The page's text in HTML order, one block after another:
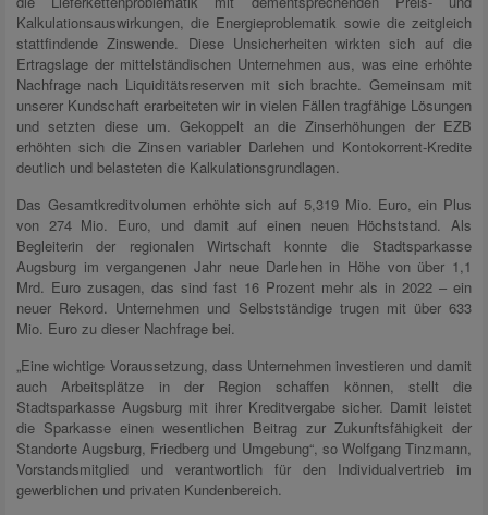
Kalkulationsauswirkungen, die Energieproblematik sowie die zeitgleich
stattfindende Zinswende. Diese Unsicherheiten wirkten sich auf die
Ertragslage der mittelständischen Unternehmen aus, was eine erhöhte
Nachfrage nach Liquiditätsreserven mit sich brachte. Gemeinsam mit
unserer Kundschaft erarbeiteten wir in vielen Fällen tragfähige Lösungen
und setzten diese um. Gekoppelt an die Zinserhöhungen der EZB
erhöhten sich die Zinsen variabler Darlehen und Kontokorrent-Kredite
deutlich und belasteten die Kalkulationsgrundlagen.
Das Gesamtkreditvolumen erhöhte sich auf 5,319 Mio. Euro, ein Plus
von 274 Mio. Euro, und damit auf einen neuen Höchststand. Als
Begleiterin der regionalen Wirtschaft konnte die Stadtsparkasse
Augsburg im vergangenen Jahr neue Darlehen in Höhe von über 1,1
Mrd. Euro zusagen, das sind fast 16 Prozent mehr als in 2022 – ein
neuer Rekord. Unternehmen und Selbstständige trugen mit über 633
Mio. Euro zu dieser Nachfrage bei.
„Eine wichtige Voraussetzung, dass Unternehmen investieren und damit
auch Arbeitsplätze in der Region schaffen können, stellt die
Stadtsparkasse Augsburg mit ihrer Kreditvergabe sicher. Damit leistet
die Sparkasse einen wesentlichen Beitrag zur Zukunftsfähigkeit der
Standorte Augsburg, Friedberg und Umgebung“, so Wolfgang Tinzmann,
Vorstandsmitglied und verantwortlich für den Individualvertrieb im
gewerblichen und privaten Kundenbereich.